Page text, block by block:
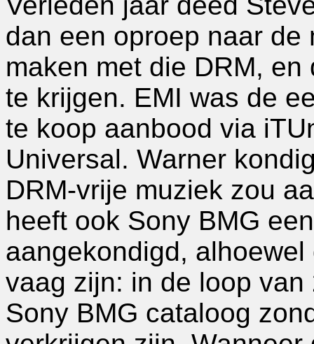
dan een oproep naar
maken met die DRM,
te krijgen. EMI was de
te koop aanbood via
Universal. Warner
DRM-vrije muziek zou
heeft ook Sony BMG
aangekondigd,
vaag zijn: in de loop
Sony BMG cataloog